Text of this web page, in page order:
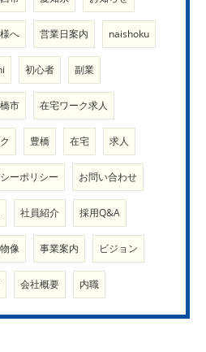
へ 営業日案内 naishoku
初心者 副業
市 在宅ワーク求人
豊橋 在宅 求人
ーポリシー お問い合わせ
社員紹介 採用Q&A
像 事業案内 ビジョン
会社概要 内職